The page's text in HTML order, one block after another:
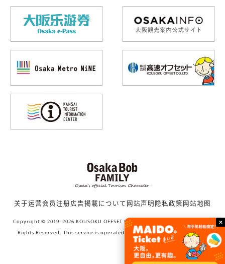
关于运营会员注册広告掲載について 网站声明隐私政策网站地图
Copyright © 2019–2026 KOUSOKU OFFSET CO., LTD. (Bob family WORKS) All
Rights Reserved. This service is operated by KOUSOKU OFFSET CO., LTD.